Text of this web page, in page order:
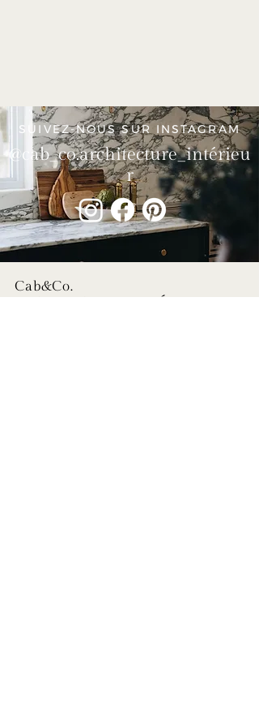
SUIVEZ-NOUS SUR INSTAGRAM
@cab_co.architecture_intérieu
r
Cab&Co.